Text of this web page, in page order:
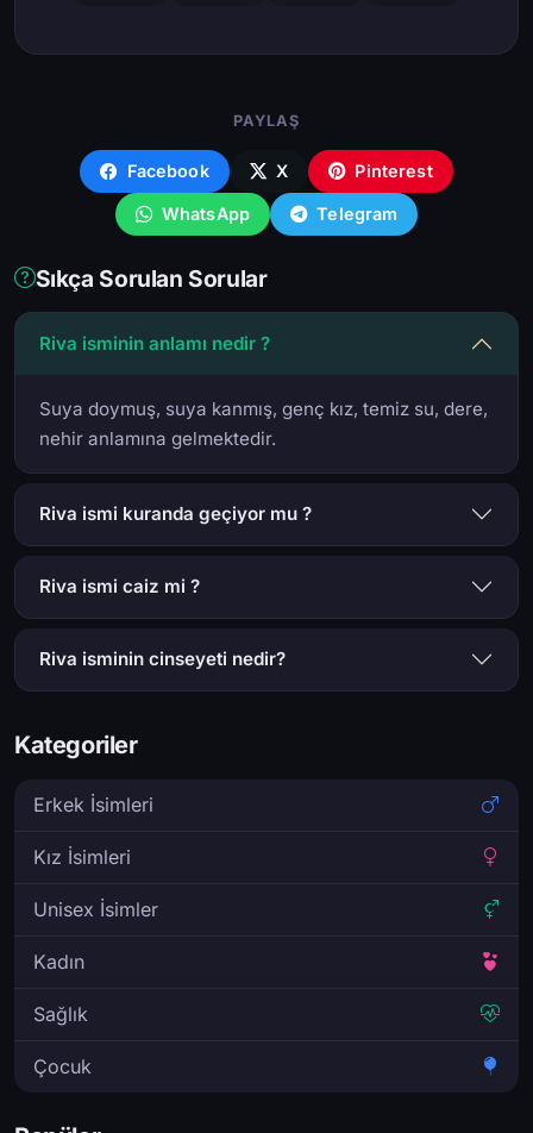
PAYLAŞ
Facebook X Pinterest
WhatsApp Telegram
Sıkça Sorulan Sorular
Riva isminin anlamı nedir ?
Suya doymuş, suya kanmış, genç kız, temiz su, dere,
nehir anlamına gelmektedir.
Riva ismi kuranda geçiyor mu ?
Riva ismi caiz mi ?
Riva isminin cinseyeti nedir?
Kategoriler
Erkek İsimleri
Kız İsimleri
Unisex İsimler
Kadın
Sağlık
Çocuk